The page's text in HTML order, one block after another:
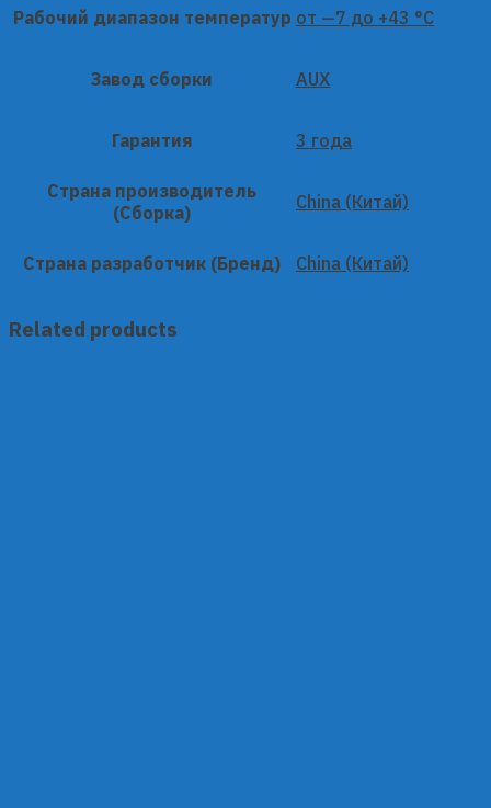
Рабочий диапазон температур от —7 до +43 °C
Завод сборки AUX
Гарантия 3 года
Страна производитель
(Сборка)
China (Китай)
Страна разработчик (Бренд) China (Китай)
Related products